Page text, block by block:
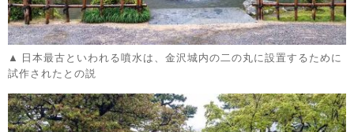
日本最古といわれる噴水は、金沢城内の二の丸に設置するために
試作されたとの説